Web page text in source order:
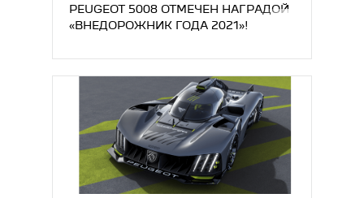
PEUGEOT 5008 ОТМЕЧЕН НАГРАДОЙ
«ВНЕДОРОЖНИК ГОДА 2021»!